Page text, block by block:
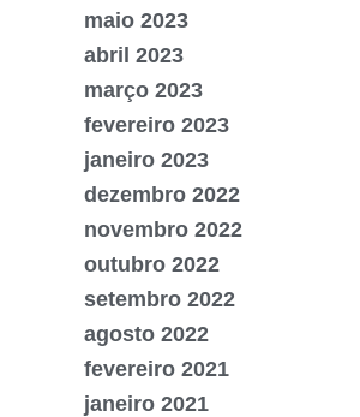
maio 2023
abril 2023
março 2023
fevereiro 2023
janeiro 2023
dezembro 2022
novembro 2022
outubro 2022
setembro 2022
agosto 2022
fevereiro 2021
janeiro 2021